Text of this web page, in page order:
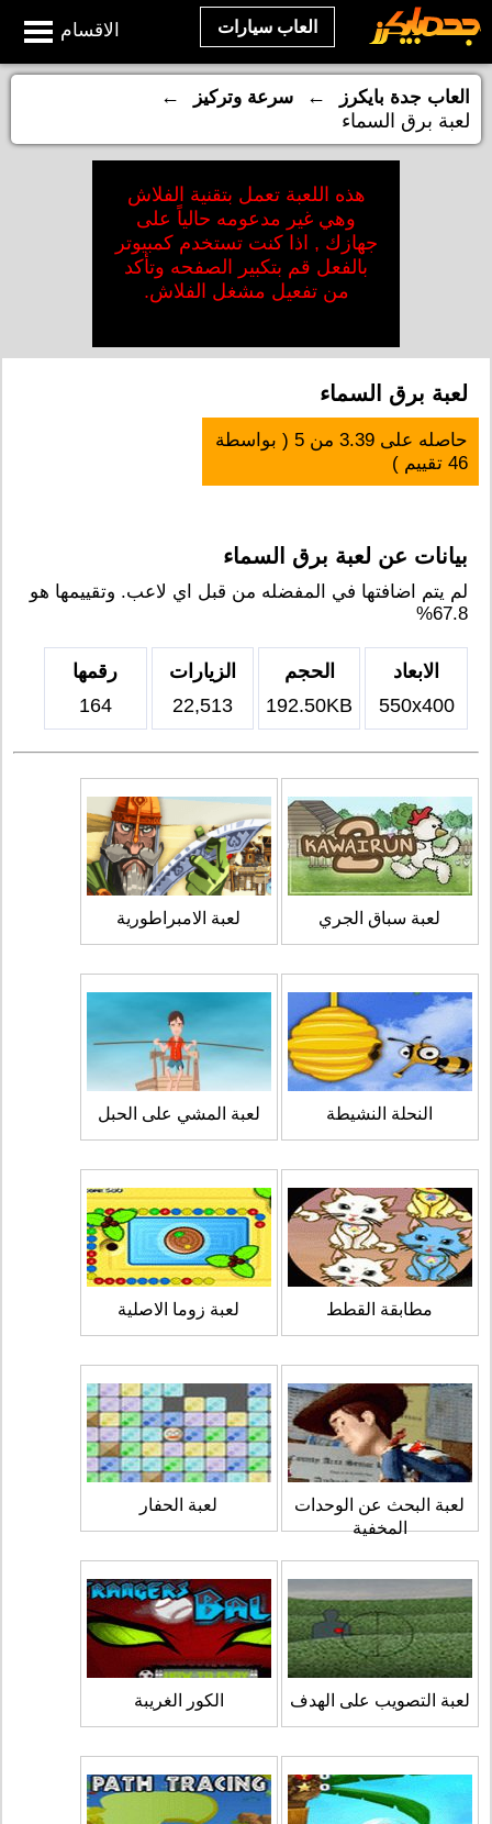
الاقسام العاب سيارات
العاب جدة بايكرز ← سرعة وتركيز
←
لعبة برق السماء
هذه اللعبة تعمل بتقنية الفلاش
وهي غير مدعومه حالياً على
جهازك , اذا كنت تستخدم كمبيوتر
بالفعل قم بتكبير الصفحه وتأكد
من تفعيل مشغل الفلاش.
لعبة برق السماء
حاصله على3.39 من5 ( بواسطة
46 تقييم )
بيانات عن لعبة برق السماء
لم يتم اضافتها في المفضله من قبل اي لاعب. وتقييمها هو
67.8%
الابعاد
550x400
الحجم
192.50KB
الزيارات
22,513
رقمها
164
لعبة سباق الجري لعبة الامبراطورية
النحلة النشيطة لعبة المشي على الحبل
مطابقة القطط لعبة زوما الاصلية
لعبة البحث عن الوحدات
المخفية
لعبة الحفار
لعبة التصويب على الهدف الكور الغريبة